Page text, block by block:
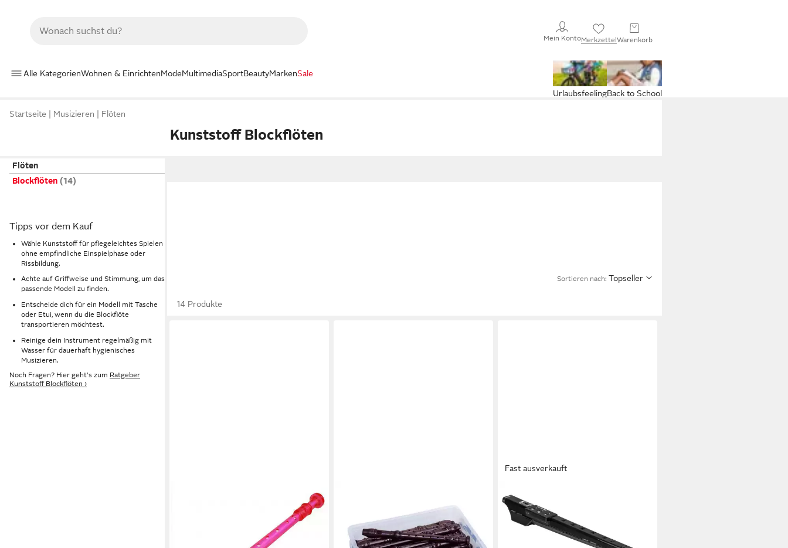
Mein KontoMerkzettelWarenkorb
Alle KategorienWohnen & EinrichtenModeMultimediaSportBeautyMarkenSale
Back to School
Urlaubsfeeling
Startseite Musizieren Flöten
Kunststoff Blockflöten
Flöten
Blockflöten
Tipps vor dem Kauf
Wähle Kunststoff für pflegeleichtes Spielen
ohne empfindliche Einspielphase oder
Rissbildung.
Achte auf Griffweise und Stimmung, um das
passende Modell zu finden.
Entscheide dich für ein Modell mit Tasche
oder Etui, wenn du die Blockflöte
transportieren möchtest.
Reinige dein Instrument regelmäßig mit
Wasser für dauerhaft hygienisches
Musizieren.
Noch Fragen? Hier geht's zum Ratgeber
Kunststoff Blockflöten ›
Sortieren nach: Topseller
14 Produkte
Sopran Neon transparent Pink
Blockflöte Gruppensatz mit 15
Kunststoff-Blockflöten
84,95 €
in 4-5 Werktagen bei dir
Fast ausverkauft
Blockflöte Re.Corder
119,99 € UVP159,90 €
in 2-3 Werktagen bei dir